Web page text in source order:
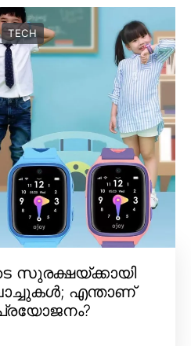
TECH
സുരക്ഷയ്ക്കായി
വാച്ചുകൾ; എന്താണ്